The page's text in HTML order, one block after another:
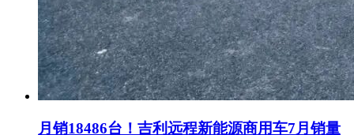
月销18486台！吉利远程新能源商用车7月销量